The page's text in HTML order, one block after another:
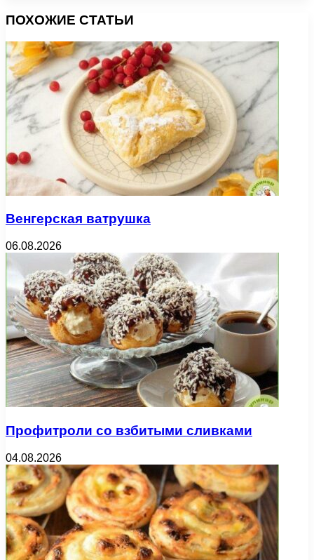
ПОХОЖИЕ СТАТЬИ
Венгерская ватрушка
06.08.2026
Профитроли со взбитыми сливками
04.08.2026